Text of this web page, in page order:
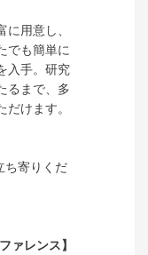
用意し、
でも簡単に
入手。研究
るまで、多
けます。
ち寄りくだ
ァレンス】